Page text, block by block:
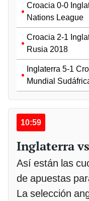
Croacia 0-0
Nations League
Croacia 2-1
Rusia 2018
Inglaterra 5-1
Mundial
10:59
Inglaterra
Así están las
de apuestas
La selección